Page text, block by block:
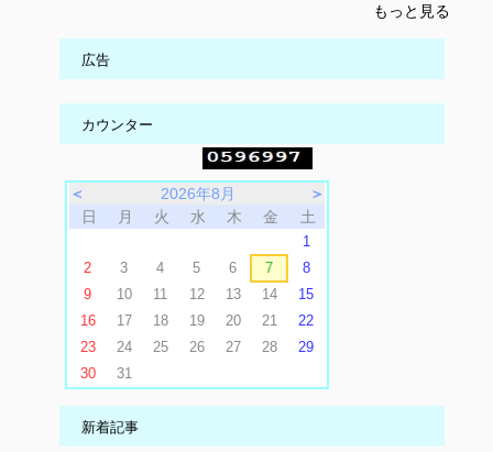
もっと見る
広告
カウンター
＜ 2026年8月
＞
日
月 火 水 木 金 土
1
2
3 4 5 6 7
8
9
10 11 12 13 14
15
16
17 18 19 20 21
22
23
24 25 26 27 28
29
30
31
新着記事